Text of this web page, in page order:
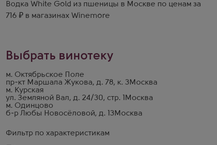
Фильтр по характеристикам
Водка White Gold из пшеницы в Москве по ценам за
716 ₽ в магазинах Winemore
Выбрать винотеку
м. Октябрьское Поле
пр-кт Маршала Жукова, д. 78, к. 3 Москва
м. Курская
ул. Земляной Вал, д. 24/30, стр. 1
Москва
м. Одинцово
б-р Любы Новосёловой, д. 13 Москва